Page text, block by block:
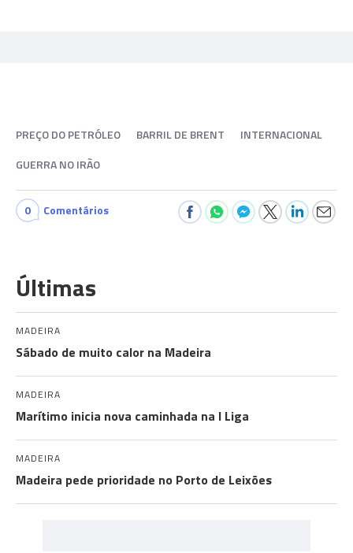
PREÇO DO PETRÓLEO BARRIL DE BRENT
INTERNACIONAL
GUERRA NO IRÃO
0 Comentários
Últimas
MADEIRA
Sábado de muito calor na Madeira
MADEIRA
Marítimo inicia nova caminhada na I Liga
MADEIRA
Madeira pede prioridade no Porto de Leixões